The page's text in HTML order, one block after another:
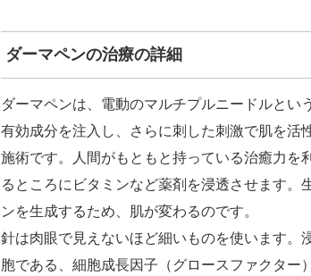
ダーマペンの治療の詳細
ダーマペンは、電動のマルチプルニードルとい
有効成分を注入し、さらに刺した刺激で肌を活
施術です。人間がもともと持っている治癒力を
るところにビタミンなど薬剤を浸透させます。
ンを生成するため、肌が変わるのです。
針は肉眼で見えないほど細いものを使います。
胞である、細胞成長因子（グロースファクター